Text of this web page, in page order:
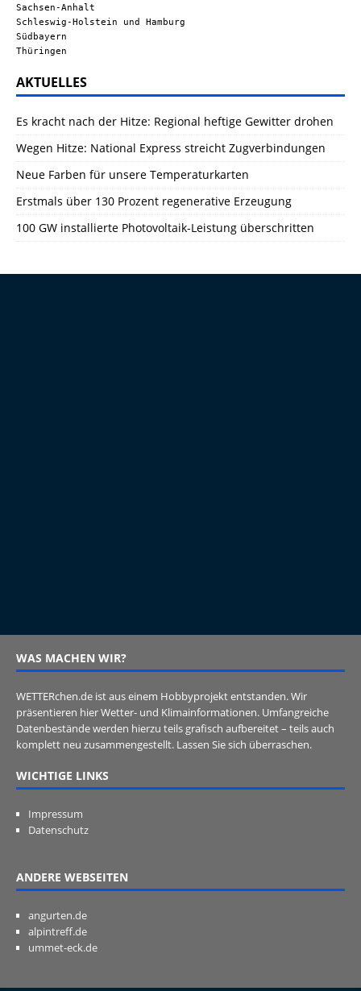
Sachsen-Anhalt
Schleswig-Holstein und Hamburg
Südbayern
Thüringen
AKTUELLES
Es kracht nach der Hitze: Regional heftige Gewitter drohen
Wegen Hitze: National Express streicht Zugverbindungen
Neue Farben für unsere Temperaturkarten
Erstmals über 130 Prozent regenerative Erzeugung
100 GW installierte Photovoltaik-Leistung überschritten
WAS MACHEN WIR?
WETTERchen.de ist aus einem Hobbyprojekt entstanden. Wir
präsentieren hier Wetter- und Klimainformationen. Umfangreiche
Datenbestände werden hierzu teils grafisch aufbereitet – teils auch
komplett neu zusammengestellt. Lassen Sie sich überraschen.
WICHTIGE LINKS
Impressum
Datenschutz
ANDERE WEBSEITEN
angurten.de
alpintreff.de
ummet-eck.de